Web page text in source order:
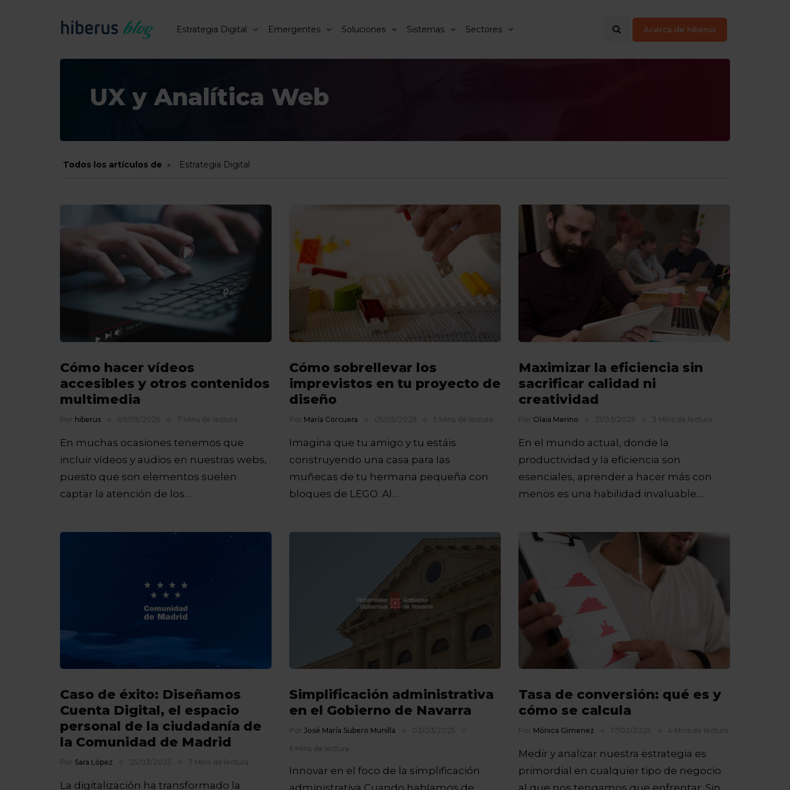
Estrategia Digital Emergentes Soluciones Sistemas Sectores Acerca de hiberus
UX y Analítica Web
Todos los artículos de Estrategia Digital
Cómo hacer vídeos
accesibles y otros contenidos
multimedia
Por hiberus 09/05/2025 7 Mins de lectura
En muchas ocasiones tenemos que
incluir vídeos y audios en nuestras webs,
puesto que son elementos suelen
captar la atención de los…
Cómo sobrellevar los
imprevistos en tu proyecto de
diseño
Por María Corcuera 05/05/2025 5 Mins de lectura
Imagina que tu amigo y tu estáis
construyendo una casa para las
muñecas de tu hermana pequeña con
bloques de LEGO. Al…
Maximizar la eficiencia sin
sacrificar calidad ni
creatividad
Por Olaia Merino 31/03/2025 3 Mins de lectura
En el mundo actual, donde la
productividad y la eficiencia son
esenciales, aprender a hacer más con
menos es una habilidad invaluable….
Caso de éxito: Diseñamos
Cuenta Digital, el espacio
personal de la ciudadanía de
la Comunidad de Madrid
Por Sara López 25/03/2025 7 Mins de lectura
La digitalización ha transformado la
Simplificación administrativa
en el Gobierno de Navarra
Por José María Subero Munilla 03/03/2025
6 Mins de lectura
Innovar en el foco de la simplificación
administrativa Cuando hablamos de
Tasa de conversión: qué es y
cómo se calcula
Por Mónica Gimenez 17/02/2025 4 Mins de lectura
Medir y analizar nuestra estrategia es
primordial en cualquier tipo de negocio
al que nos tengamos que enfrentar. Sin